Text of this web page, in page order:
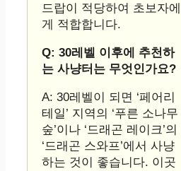
드랍이 적당하여 초보자에
게 적합합니다.
Q: 30레벨 이후에 추천하
는 사냥터는 무엇인가요?
A: 30레벨이 되면 ‘페어리
테일’ 지역의 ‘푸른 소나무
숲’이나 ‘드래곤 레이크’의
‘드래곤 스와프’에서 사냥
하는 것이 좋습니다. 이곳